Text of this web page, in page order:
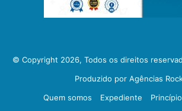
© Copyright 2026, Todos os direitos
Produzido por Agências
Quem somos
Expediente